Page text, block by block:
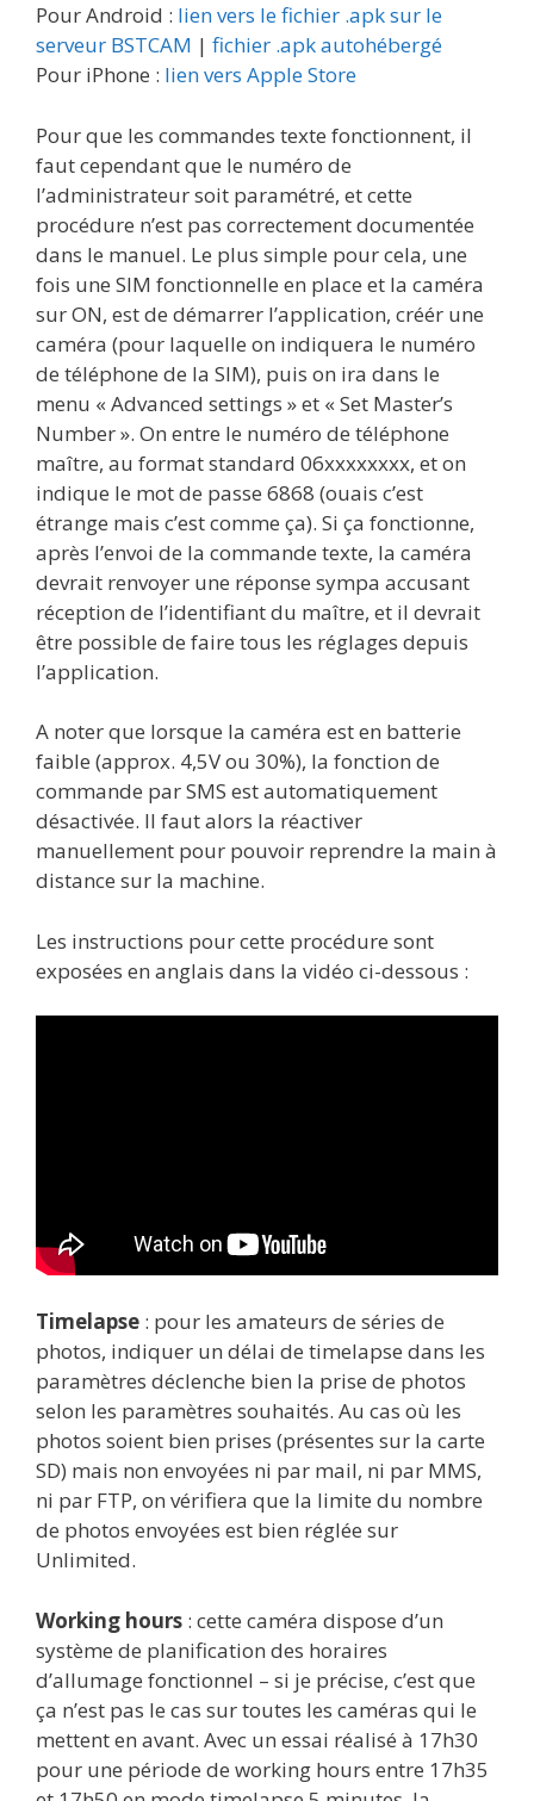
Pour Android : lien vers le fichier .apk sur le
serveur BSTCAM | fichier .apk autohébergé
Pour iPhone : lien vers Apple Store
Pour que les commandes texte fonctionnent, il
faut cependant que le numéro de
l’administrateur soit paramétré, et cette
procédure n’est pas correctement documentée
dans le manuel. Le plus simple pour cela, une
fois une SIM fonctionnelle en place et la caméra
sur ON, est de démarrer l’application, créér une
caméra (pour laquelle on indiquera le numéro
de téléphone de la SIM), puis on ira dans le
menu « Advanced settings » et « Set Master’s
Number ». On entre le numéro de téléphone
maître, au format standard 06xxxxxxxx, et on
indique le mot de passe 6868 (ouais c’est
étrange mais c’est comme ça). Si ça fonctionne,
après l’envoi de la commande texte, la caméra
devrait renvoyer une réponse sympa accusant
réception de l’identifiant du maître, et il devrait
être possible de faire tous les réglages depuis
l’application.
A noter que lorsque la caméra est en batterie
faible (approx. 4,5V ou 30%), la fonction de
commande par SMS est automatiquement
désactivée. Il faut alors la réactiver
manuellement pour pouvoir reprendre la main à
distance sur la machine.
Les instructions pour cette procédure sont
exposées en anglais dans la vidéo ci-dessous :
Timelapse : pour les amateurs de séries de
photos, indiquer un délai de timelapse dans les
paramètres déclenche bien la prise de photos
selon les paramètres souhaités. Au cas où les
photos soient bien prises (présentes sur la carte
SD) mais non envoyées ni par mail, ni par MMS,
ni par FTP, on vérifiera que la limite du nombre
de photos envoyées est bien réglée sur
Unlimited.
Working hours : cette caméra dispose d’un
système de planification des horaires
d’allumage fonctionnel – si je précise, c’est que
ça n’est pas le cas sur toutes les caméras qui le
mettent en avant. Avec un essai réalisé à 17h30
pour une période de working hours entre 17h35